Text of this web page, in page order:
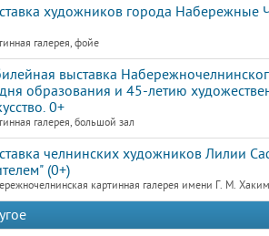
художников города Набережные
галерея, фойе
выставка
образования и 45-летию
0+
галерея, большой зал
челнинских художников Лилии
(0+)
картинная галерея имени Г. М.